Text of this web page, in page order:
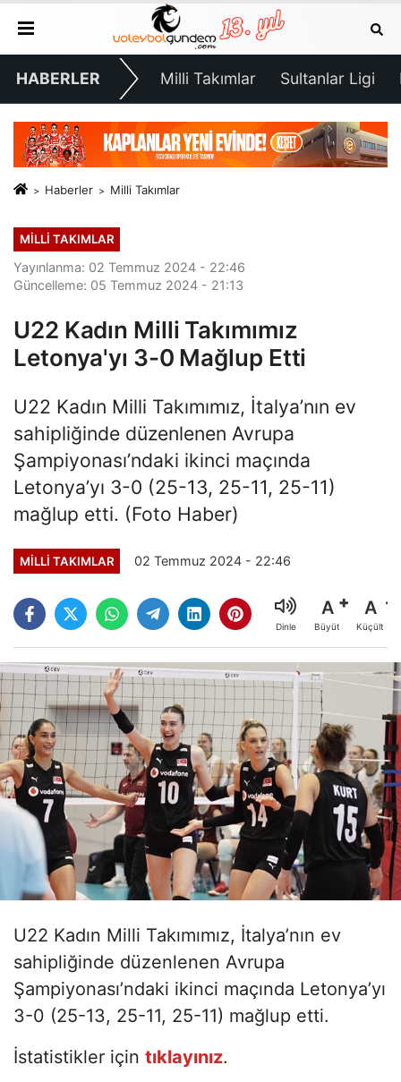
HABERLER Milli Takımlar Sultanlar Ligi
Haberler Milli Takımlar
MILLI TAKIMLAR
Yayınlanma: 02 Temmuz 2024 - 22:46
Güncelleme: 05 Temmuz 2024 - 21:13
U22 Kadın Milli Takımımız
Letonya'yı 3-0 Mağlup Etti
U22 Kadın Milli Takımımız, İtalya’nın ev
sahipliğinde düzenlenen Avrupa
Şampiyonası’ndaki ikinci maçında
Letonya’yı 3-0 (25-13, 25-11, 25-11)
mağlup etti. (Foto Haber)
MILLI TAKIMLAR 02 Temmuz 2024 - 22:46
Dinle
A
Büyüt
A
Küçült
U22 Kadın Milli Takımımız, İtalya’nın ev
sahipliğinde düzenlenen Avrupa
Şampiyonası’ndaki ikinci maçında Letonya’yı
3-0 (25-13, 25-11, 25-11) mağlup etti.
İstatistikler için tıklayınız.